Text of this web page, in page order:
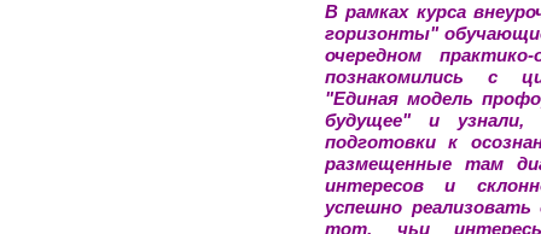
В рамках курса
горизонты"
очередном
познакомились с
"Единая модель
будущее" и узнали,
подготовки к
размещенные там
интересов и
успешно
тот, чьи